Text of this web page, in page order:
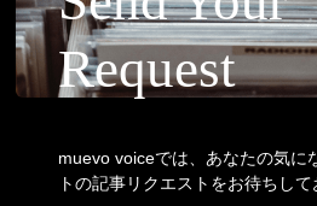
Request
muevo voiceでは、あなたの気に
トの記事リクエストをお待ちして